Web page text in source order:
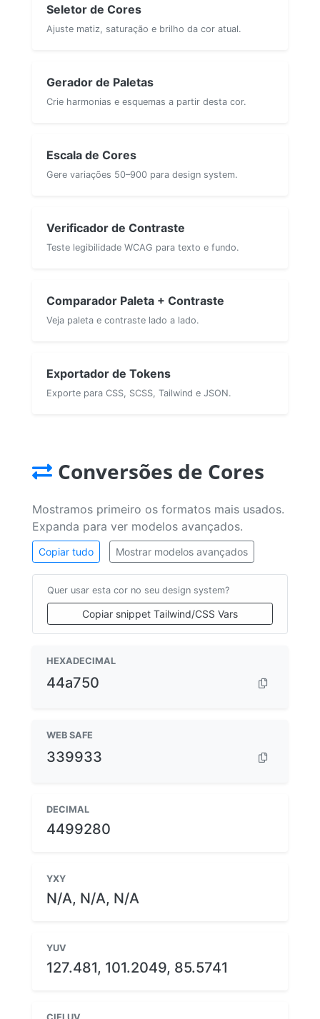
Seletor de Cores
Ajuste matiz, saturação e brilho da cor atual.
Gerador de Paletas
Crie harmonias e esquemas a partir desta cor.
Escala de Cores
Gere variações 50–900 para design system.
Verificador de Contraste
Teste legibilidade WCAG para texto e fundo.
Comparador Paleta + Contraste
Veja paleta e contraste lado a lado.
Exportador de Tokens
Exporte para CSS, SCSS, Tailwind e JSON.
Conversões de Cores
Mostramos primeiro os formatos mais usados.
Expanda para ver modelos avançados.
Copiar tudo Mostrar modelos avançados
Quer usar esta cor no seu design system?
Copiar snippet Tailwind/CSS Vars
HEXADECIMAL
44a750
WEB SAFE
339933
DECIMAL
4499280
YXY
N/A, N/A, N/A
YUV
127.481, 101.2049, 85.5741
CIELUV